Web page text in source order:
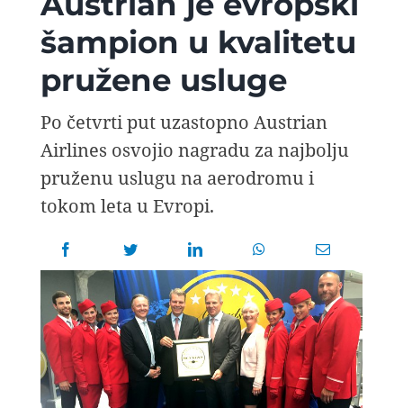
AVIOPEDIA
SPECIJAL
FOTO PRIČA
TEMA
AGENT
Search
šampion u kvalitetu
pružene usluge
Po četvrti put uzastopno Austrian
Airlines osvojio nagradu za najbolju
pruženu uslugu na aerodromu i
tokom leta u Evropi.